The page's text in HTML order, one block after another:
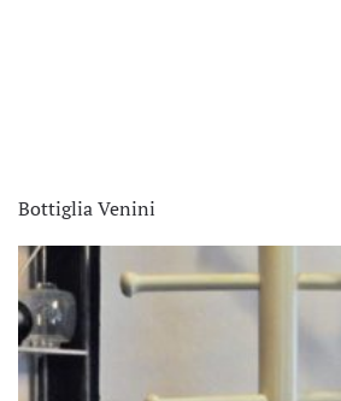
Bottiglia Venini